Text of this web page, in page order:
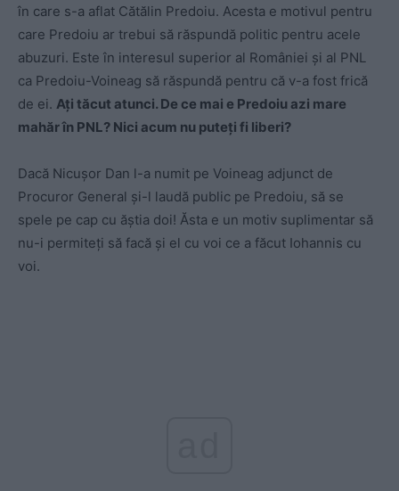
în care s-a aflat Cătălin Predoiu. Acesta e motivul pentru
care Predoiu ar trebui să răspundă politic pentru acele
abuzuri. Este în interesul superior al României și al PNL
ca Predoiu-Voineag să răspundă pentru că v-a fost frică
de ei. Ați tăcut atunci. De ce mai e Predoiu azi mare
mahăr în PNL? Nici acum nu puteți fi liberi?
Dacă Nicușor Dan l-a numit pe Voineag adjunct de
Procuror General și-l laudă public pe Predoiu, să se
spele pe cap cu ăștia doi! Ăsta e un motiv suplimentar să
nu-i permiteți să facă și el cu voi ce a făcut Iohannis cu
voi.